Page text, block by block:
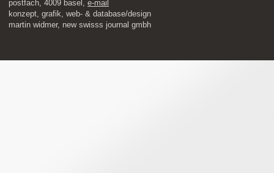
postfach, 4009 basel, e-mail
​konzept, grafik, web- & database/design
martin widmer, new swisss journal gmbh